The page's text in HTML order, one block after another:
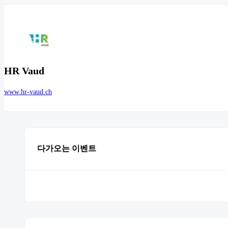
HR Vaud
www.hr-vaud.ch
다가오는 이벤트